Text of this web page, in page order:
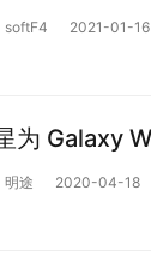
softF4 2021-01-16
为 Galaxy
明途 2020-04-18